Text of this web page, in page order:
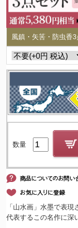
風鎮・矢筈・防虫香3
数量
「山水画」水墨で表
代表するこの名作に深